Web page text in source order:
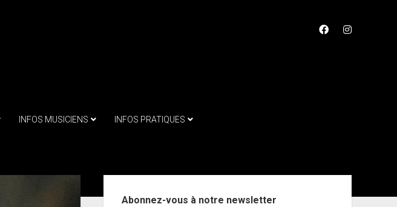
facebookinstagram
INFOS MUSICIENS INFOS PRATIQUES
Abonnez-vous à notre newsletter